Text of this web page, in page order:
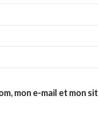
mon e-mail et mon